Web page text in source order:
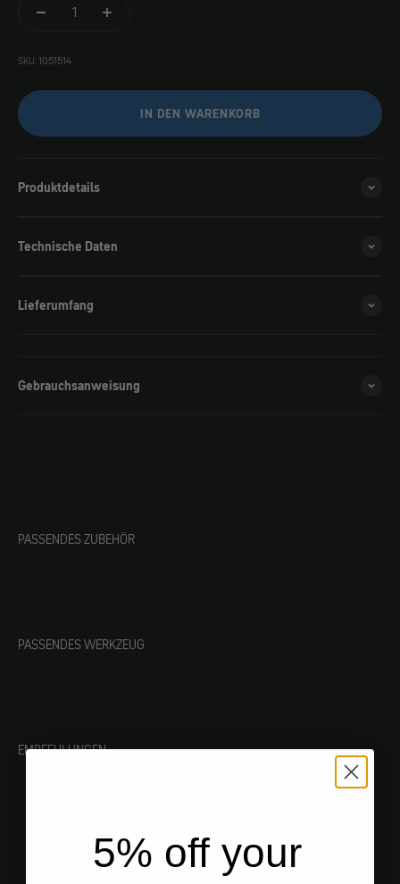
SKU: 1051514
IN DEN WARENKORB
Produktdetails
Technische Daten
Lieferumfang
Gebrauchsanweisung
PASSENDES ZUBEHÖR
PASSENDES WERKZEUG
EMPFEHLUNGEN
5% off your